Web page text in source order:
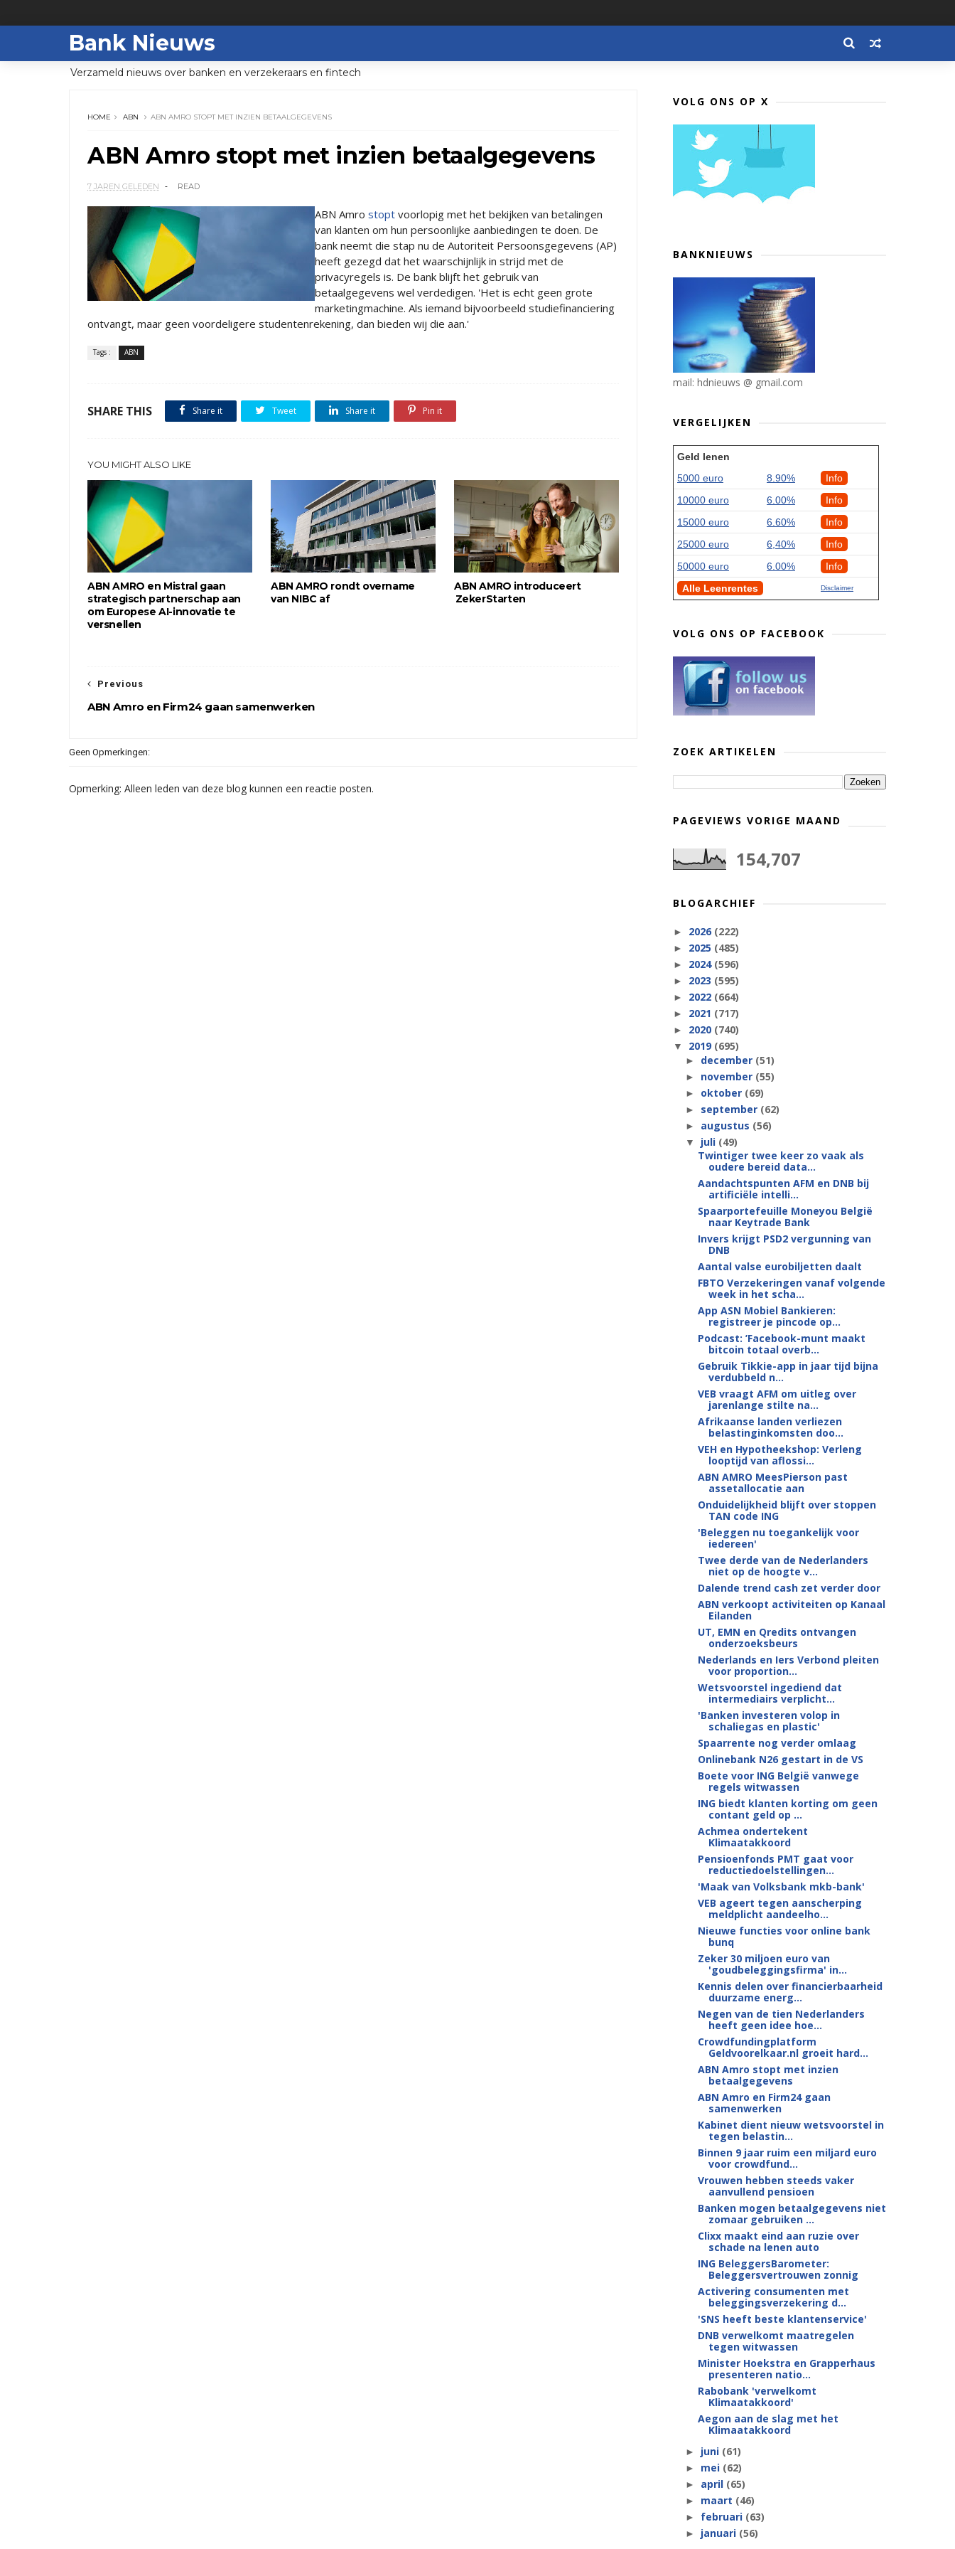
Bank Nieuws
Verzameld nieuws over banken en verzekeraars en fintech
HOME ABN ABN AMRO STOPT MET INZIEN BETAALGEGEVENS
ABN Amro stopt met inzien betaalgegevens
7 JAREN GELEDEN READ
ABN Amro stopt voorlopig met het bekijken van betalingen
van klanten om hun persoonlijke aanbiedingen te doen. De
bank neemt die stap nu de Autoriteit Persoonsgegevens (AP)
heeft gezegd dat het waarschijnlijk in strijd met de
privacyregels is. De bank blijft het gebruik van
betaalgegevens wel verdedigen. 'Het is echt geen grote
marketingmachine. Als iemand bijvoorbeeld studiefinanciering
ontvangt, maar geen voordeligere studentenrekening, dan bieden wij die aan.'
Tags : ABN
SHARE THIS Share it Tweet Share it Pin it
YOU MIGHT ALSO LIKE
ABN AMRO en Mistral gaan
strategisch partnerschap aan
om Europese AI-innovatie te
versnellen
ABN AMRO rondt overname
van NIBC af
ABN AMRO introduceert
ZekerStarten
Previous
ABN Amro en Firm24 gaan samenwerken
Geen Opmerkingen:
Opmerking: Alleen leden van deze blog kunnen een reactie posten.
VOLG ONS OP X
BANKNIEUWS
mail: hdnieuws @ gmail.com
VERGELIJKEN
Geld lenen
5000 euro
8.90%
Info
10000 euro
6.00%
Info
15000 euro
6.60%
Info
25000 euro
6,40%
Info
50000 euro
6.00%
Info
Alle Leenrentes
Disclaimer
VOLG ONS OP FACEBOOK
ZOEK ARTIKELEN
PAGEVIEWS VORIGE MAAND
154,707
BLOGARCHIEF
► 2026 (222)
► 2025 (485)
► 2024 (596)
► 2023 (595)
► 2022 (664)
► 2021 (717)
► 2020 (740)
▼ 2019 (695)
► december (51)
► november (55)
► oktober (69)
► september (62)
► augustus (56)
▼ juli (49)
Twintiger twee keer zo vaak als
oudere bereid data...
Aandachtspunten AFM en DNB bij
artificiële intelli...
Spaarportefeuille Moneyou België
naar Keytrade Bank
Invers krijgt PSD2 vergunning van
DNB
Aantal valse eurobiljetten daalt
FBTO Verzekeringen vanaf volgende
week in het scha...
App ASN Mobiel Bankieren:
registreer je pincode op...
Podcast: ’Facebook-munt maakt
bitcoin totaal overb...
Gebruik Tikkie-app in jaar tijd bijna
verdubbeld n...
VEB vraagt AFM om uitleg over
jarenlange stilte na...
Afrikaanse landen verliezen
belastinginkomsten doo...
VEH en Hypotheekshop: Verleng
looptijd van aflossi...
ABN AMRO MeesPierson past
assetallocatie aan
Onduidelijkheid blijft over stoppen
TAN code ING
'Beleggen nu toegankelijk voor
iedereen'
Twee derde van de Nederlanders
niet op de hoogte v...
Dalende trend cash zet verder door
ABN verkoopt activiteiten op Kanaal
Eilanden
UT, EMN en Qredits ontvangen
onderzoeksbeurs
Nederlands en Iers Verbond pleiten
voor proportion...
Wetsvoorstel ingediend dat
intermediairs verplicht...
'Banken investeren volop in
schaliegas en plastic'
Spaarrente nog verder omlaag
Onlinebank N26 gestart in de VS
Boete voor ING België vanwege
regels witwassen
ING biedt klanten korting om geen
contant geld op ...
Achmea ondertekent
Klimaatakkoord
Pensioenfonds PMT gaat voor
reductiedoelstellingen...
'Maak van Volksbank mkb-bank'
VEB ageert tegen aanscherping
meldplicht aandeelho...
Nieuwe functies voor online bank
bunq
Zeker 30 miljoen euro van
'goudbeleggingsfirma' in...
Kennis delen over financierbaarheid
duurzame energ...
Negen van de tien Nederlanders
heeft geen idee hoe...
Crowdfundingplatform
Geldvoorelkaar.nl groeit hard...
ABN Amro stopt met inzien
betaalgegevens
ABN Amro en Firm24 gaan
samenwerken
Kabinet dient nieuw wetsvoorstel in
tegen belastin...
Binnen 9 jaar ruim een miljard euro
voor crowdfund...
Vrouwen hebben steeds vaker
aanvullend pensioen
Banken mogen betaalgegevens niet
zomaar gebruiken ...
Clixx maakt eind aan ruzie over
schade na lenen auto
ING BeleggersBarometer:
Beleggersvertrouwen zonnig
Activering consumenten met
beleggingsverzekering d...
'SNS heeft beste klantenservice'
DNB verwelkomt maatregelen
tegen witwassen
Minister Hoekstra en Grapperhaus
presenteren natio...
Rabobank 'verwelkomt
Klimaatakkoord'
Aegon aan de slag met het
Klimaatakkoord
► juni (61)
► mei (62)
► april (65)
► maart (46)
► februari (63)
► januari (56)